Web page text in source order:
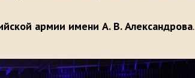
армии имени А. В. Александрова.